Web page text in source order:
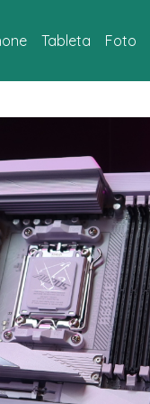
Tableta Foto